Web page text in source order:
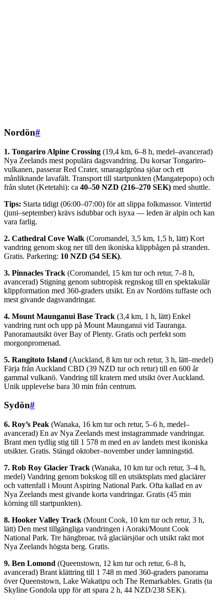
Nordön#
1. Tongariro Alpine Crossing (19,4 km, 6–8 h, medel–avancerad)
Nya Zeelands mest populära dagsvandring. Du korsar Tongariro-
vulkanen, passerar Red Crater, smaragdgröna sjöar och ett
månliknande lavafält. Transport till startpunkten (Mangatepopo) och
från slutet (Ketetahi): ca 40–50 NZD (216–270 SEK) med shuttle.
Tips: Starta tidigt (06:00–07:00) för att slippa folkmassor. Vintertid
(juni–september) krävs isdubbar och isyxa — leden är alpin och kan
vara farlig.
2. Cathedral Cove Walk (Coromandel, 3,5 km, 1,5 h, lätt) Kort
vandring genom skog ner till den ikoniska klippbågen på stranden.
Gratis. Parkering: 10 NZD (54 SEK).
3. Pinnacles Track (Coromandel, 15 km tur och retur, 7–8 h,
avancerad) Stigning genom subtropisk regnskog till en spektakulär
klippformation med 360-graders utsikt. En av Nordöns tuffaste och
mest givande dagsvandringar.
4. Mount Maunganui Base Track (3,4 km, 1 h, lätt) Enkel
vandring runt och upp på Mount Maunganui vid Tauranga.
Panoramautsikt över Bay of Plenty. Gratis och perfekt som
morgonpromenad.
5. Rangitoto Island (Auckland, 8 km tur och retur, 3 h, lätt–medel)
Färja från Auckland CBD (39 NZD tur och retur) till en 600 år
gammal vulkanö. Vandring till kratern med utsikt över Auckland.
Unik upplevelse bara 30 min från centrum.
Sydön#
6. Roy’s Peak (Wanaka, 16 km tur och retur, 5–6 h, medel–
avancerad) En av Nya Zeelands mest instagrammade vandringar.
Brant men tydlig stig till 1 578 m med en av landets mest ikoniska
utsikter. Gratis. Stängd oktober–november under lamningstid.
7. Rob Roy Glacier Track (Wanaka, 10 km tur och retur, 3–4 h,
medel) Vandring genom bokskog till en utsiktsplats med glaciärer
och vattenfall i Mount Aspiring National Park. Ofta kallad en av
Nya Zeelands mest givande korta vandringar. Gratis (45 min
körning till startpunkten).
8. Hooker Valley Track (Mount Cook, 10 km tur och retur, 3 h,
lätt) Den mest tillgängliga vandringen i Aoraki/Mount Cook
National Park. Tre hängbroar, två glaciärsjöar och utsikt rakt mot
Nya Zeelands högsta berg. Gratis.
9. Ben Lomond (Queenstown, 12 km tur och retur, 6–8 h,
avancerad) Brant klättring till 1 748 m med 360-graders panorama
över Queenstown, Lake Wakatipu och The Remarkables. Gratis (ta
Skyline Gondola upp för att spara 2 h, 44 NZD/238 SEK).